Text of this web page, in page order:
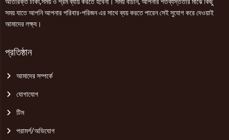
সময় যাতে আপনি আপনার পরিবার-পরিজন এর সাথে ব্যয় করতে পারেন সেই সুযোগ করে দেওয়াই
আমাদের লক্ষ্য।
প্রতিষ্ঠান
আমাদের সম্পর্কে
যোগাযোগ
টিম
পরামর্শ/অভিযোগ